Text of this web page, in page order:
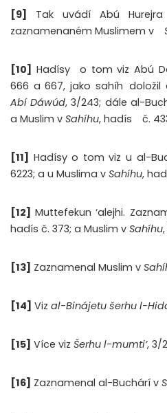
[9]
Tak uvádí Abú Hurejra رضي الله عنه v hadísu
zaznamenaném Muslimem v
[10] Hadísy o tom viz Abú
666 a 667, jako sahíh
Abí Dáwúd, 3/243; dále al-
a Muslim v Sahíhu, hadís č.
[11] Hadísy o tom viz u al-
6223; a u Muslima v Sahíhu,
[12] Muttefekun ‘alejhi.
hadís č. 373; a Muslim v Sahíhu
[13] Zaznamenal Muslim v
[14] Viz al-Binájetu šerhu l-
[15] Více viz Šerhu l-mumti’, 3/
[16] Zaznamenal al-Buchárí v